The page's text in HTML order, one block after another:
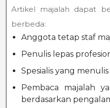
Artikel majalah dapat
berbeda:
Anggota tetap staf
Penulis lepas
Spesialis yang
Pembaca majalah
berdasarkan